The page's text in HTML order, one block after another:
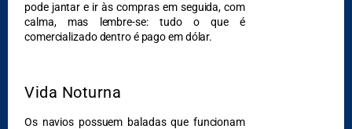
pode jantar e ir às compras em seguida, com
calma, mas lembre-se: tudo o que é
comercializado dentro é pago em dólar.
Vida Noturna
Os navios possuem baladas que funcionam